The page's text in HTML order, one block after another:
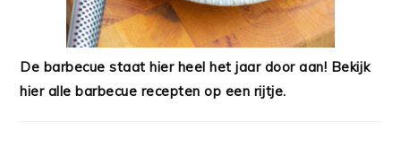
De barbecue staat hier heel het jaar door aan! Bekijk
hier alle barbecue recepten op een rijtje.